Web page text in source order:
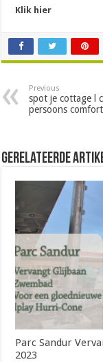
Klik hier
Previous
spot je cottage l
persoons
Gerelateerde
Parc Sandur
2023